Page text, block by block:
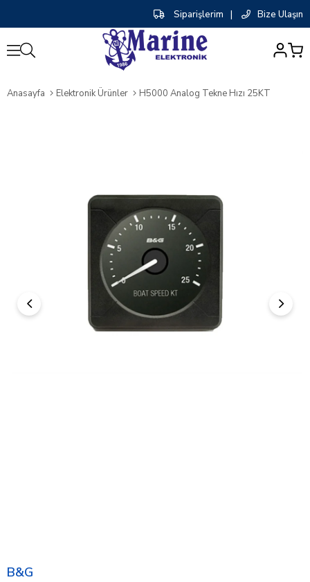
Siparişlerim | Bize Ulaşın
Anasayfa Elektronik Ürünler H5000 Analog Tekne Hızı 25KT
B&G